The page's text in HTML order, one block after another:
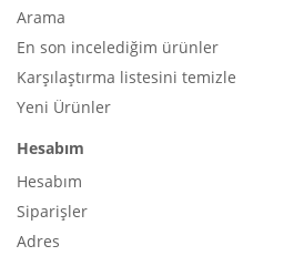
Arama
En son incelediğim ürünler
Karşılaştırma listesini temizle
Yeni Ürünler
Hesabım
Hesabım
Siparişler
Adres